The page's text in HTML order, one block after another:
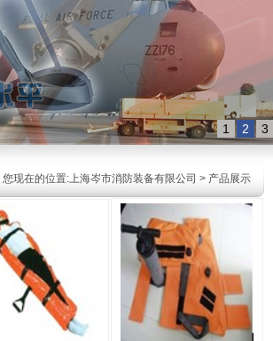
1 2 3
您现在的位置:上海岑市消防装备有限公司 > 产品展示